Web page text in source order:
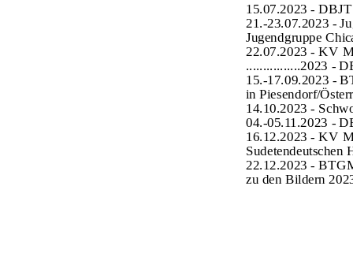
15.07.2023 -
21.-23.07.2023 -
Jugendgruppe
22.07.2023 - KV
................2023 -
15.-17.09.2023 -
in Piesendorf/
14.10.2023 -
04.-05.11.2023 -
16.12.2023 - KV
Sudetendeutschen
22.12.2023 -
zu den Bildern